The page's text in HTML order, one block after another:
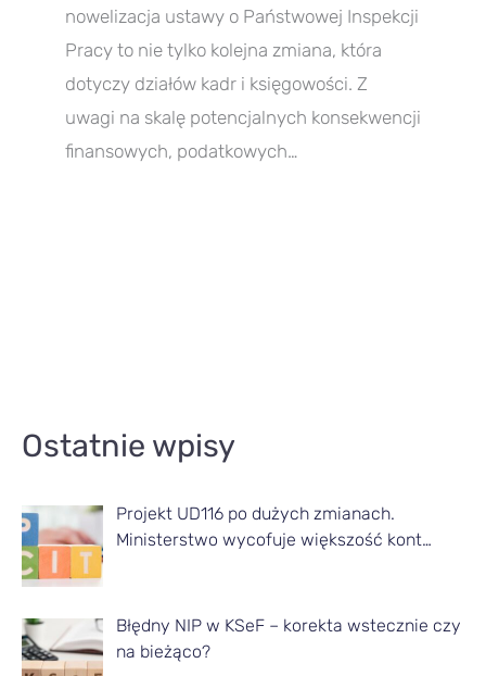
nowelizacja ustawy o Państwowej Inspekcji
Pracy to nie tylko kolejna zmiana, która
dotyczy działów kadr i księgowości. Z
uwagi na skalę potencjalnych konsekwencji
finansowych, podatkowych…
Ostatnie wpisy
Projekt UD116 po dużych zmianach.
Ministerstwo wycofuje większość kont…
Błędny NIP w KSeF – korekta wstecznie czy
na bieżąco?
r
y
k
u
ł
y